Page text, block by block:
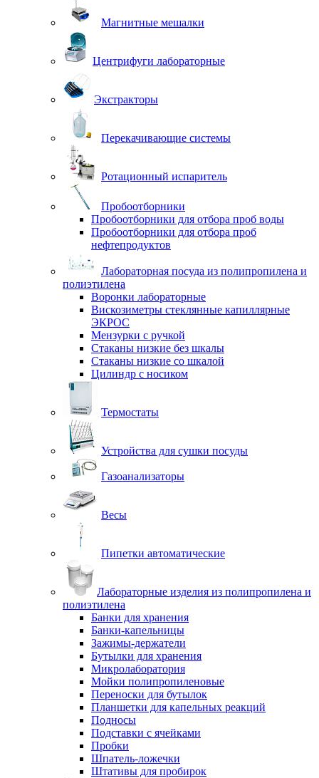
Магнитные мешалки
Центрифуги лабораторные
Экстракторы
Перекачивающие системы
Ротационный испаритель
Пробоотборники
Пробоотборники для отбора проб воды
Пробоотборники для отбора проб
нефтепродуктов
Лабораторная посуда из полипропилена и
полиэтилена
Воронки лабораторные
Вискозиметры стеклянные капиллярные
ЭКРОС
Мензурки с ручкой
Стаканы низкие без шкалы
Стаканы низкие со шкалой
Цилиндр с носиком
Термостаты
Устройства для сушки посуды
Газоанализаторы
Весы
Пипетки автоматические
Лабораторные изделия из полипропилена и
полиэтилена
Банки для хранения
Банки-капельницы
Зажимы-держатели
Бутылки для хранения
Микролаборатория
Мойки полипропиленовые
Переноски для бутылок
Планшетки для капельных реакций
Подносы
Подставки с ячейками
Пробки
Шпатель-ложечки
Штативы для пробирок